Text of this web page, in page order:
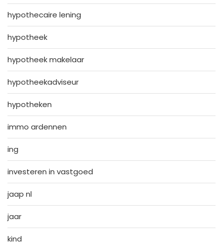
hypothecaire lening
hypotheek
hypotheek makelaar
hypotheekadviseur
hypotheken
immo ardennen
ing
investeren in vastgoed
jaap nl
jaar
kind